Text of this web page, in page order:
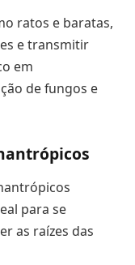
ratos e baratas,
e transmitir
em
de fungos e
para se
as raízes das